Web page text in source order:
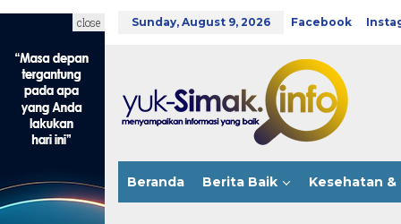
Sunday, August 9, 2026 Facebook
Beranda Berita Baik Kesehatan &
close